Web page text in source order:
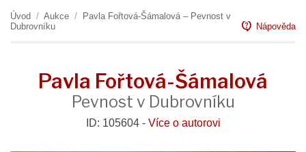
Úvod / Aukce /
Pavla Fořtová-Šámalová – Pevnost v
Dubrovníku
contact_support Nápověda
Pavla Fořtová-Šámalová
Pevnost v Dubrovníku
ID: 105604 - Více o autorovi